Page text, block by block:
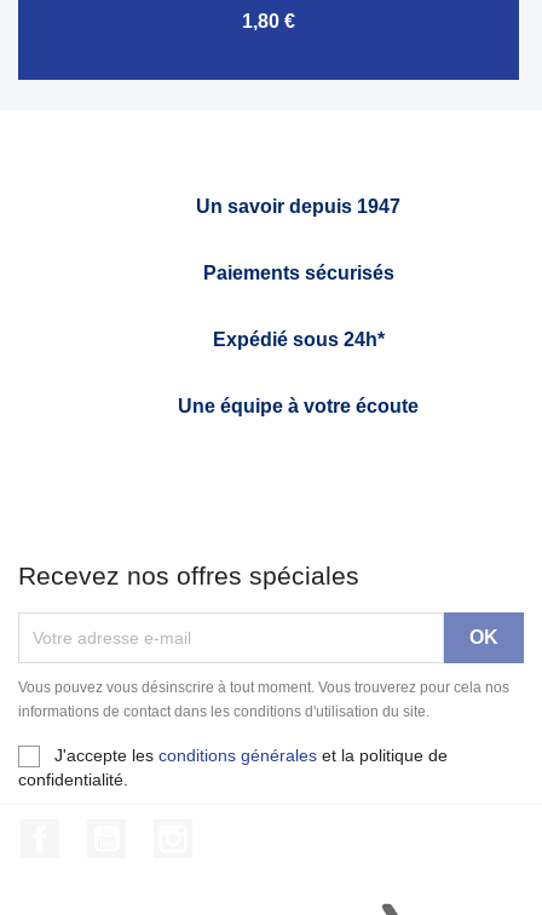
1,80 €
Un savoir depuis 1947
Paiements sécurisés
Expédié sous 24h*
Une équipe à votre écoute
Recevez nos offres spéciales
Vous pouvez vous désinscrire à tout moment. Vous trouverez pour cela nos
informations de contact dans les conditions d'utilisation du site.
J'accepte les conditions générales et la politique de
confidentialité.